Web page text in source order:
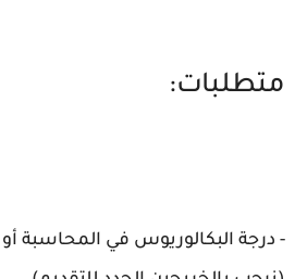
متطلبات:
- درجة البكالوريوس في المحاسبة